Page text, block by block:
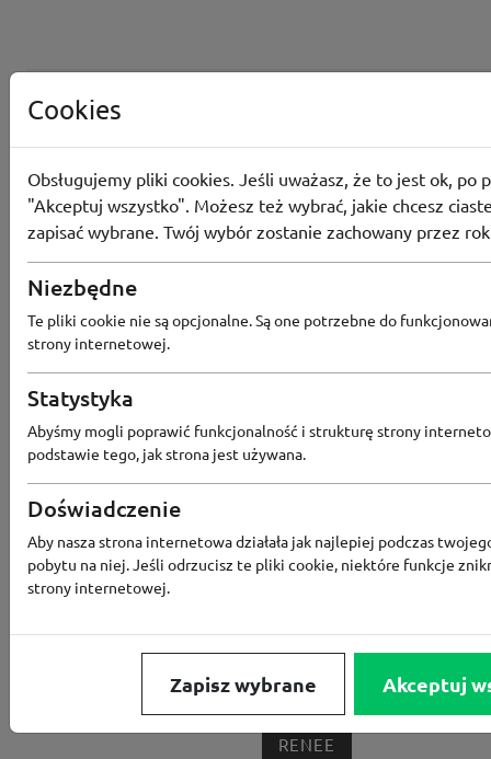
Popularne sklepy
MEDIA EXPERT
BORN2BE
KOMFORT CCC SMYK
LOUNGE BY ZALANDO
SHEIN
ERLI ANSWEAR 4F OLEOLE!
RENEE
Cookies
Obsługujemy pliki cookies. Jeśli uważasz, że to jest ok, po
"Akceptuj wszystko". Możesz też wybrać, jakie chcesz
zapisać wybrane. Twój wybór zostanie zachowany przez
Niezbędne
Te pliki cookie nie są opcjonalne. Są one potrzebne do
strony internetowej.
Statystyka
Abyśmy mogli poprawić funkcjonalność i strukturę strony
podstawie tego, jak strona jest używana.
Doświadczenie
Aby nasza strona internetowa działała jak najlepiej podczas
pobytu na niej. Jeśli odrzucisz te pliki cookie, niektóre funkcje
strony internetowej.
Zapisz wybrane Akceptuj